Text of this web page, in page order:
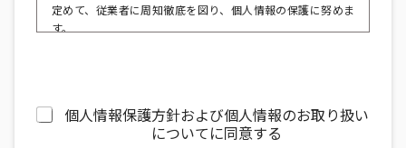
定めて、従業者に周知徹底を図り、個人情報の保護に努めま
す。
当社は、事業遂行のために必要な範囲内で利用目的
を明確に定め、個人情報の取得、利用、保管、提
個人情報保護方針に同意 必須
個人情報保護方針および個人情報のお取り扱い
についてに同意する